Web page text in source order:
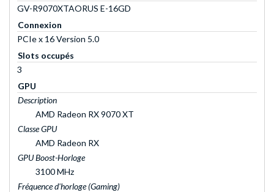
GV-R9070XTAORUS E-16GD
Connexion
PCIe x 16 Version 5.0
Slots occupés
3
GPU
Description
AMD Radeon RX 9070 XT
Classe GPU
AMD Radeon RX
GPU Boost-Horloge
3100 MHz
Fréquence d'horloge (Gaming)